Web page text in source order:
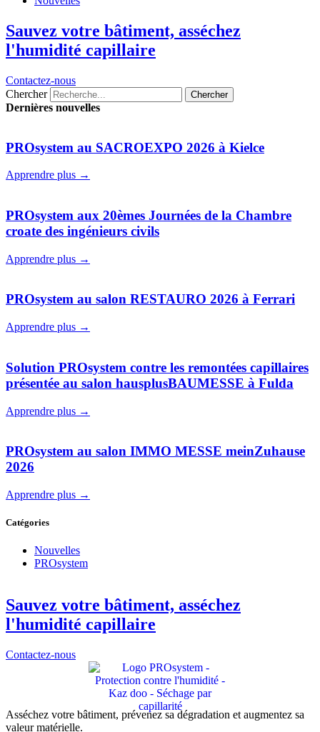
Sauvez votre bâtiment, asséchez
l'humidité capillaire
Contactez-nous
Chercher
Chercher
Dernières nouvelles
PROsystem au SACROEXPO 2026 à Kielce
Apprendre plus →
PROsystem aux 20èmes Journées de la Chambre
croate des ingénieurs civils
Apprendre plus →
PROsystem au salon RESTAURO 2026 à Ferrari
Apprendre plus →
Solution PROsystem contre les remontées capillaires
présentée au salon hausplusBAUMESSE à Fulda
Apprendre plus →
PROsystem au salon IMMO MESSE meinZuhause
2026
Apprendre plus →
Catégories
Nouvelles
PROsystem
Sauvez votre bâtiment, asséchez
l'humidité capillaire
Contactez-nous
Asséchez votre bâtiment, prévenez sa dégradation et augmentez sa
valeur matérielle.